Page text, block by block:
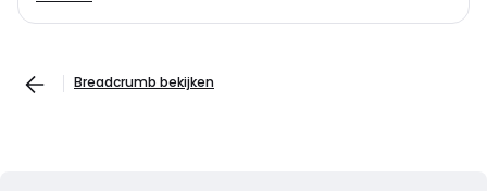
Breadcrumb bekijken